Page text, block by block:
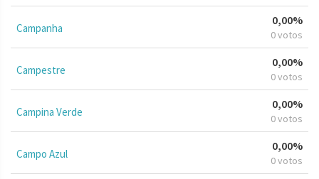
Campanha
0,00%
0 votos
Campestre
0,00%
0 votos
Campina Verde
0,00%
0 votos
Campo Azul
0,00%
0 votos